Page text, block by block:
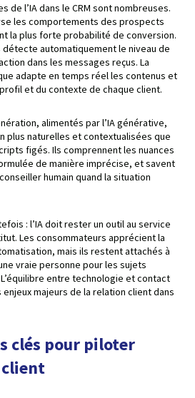
de l’IA dans le CRM sont nombreuses.
les comportements des prospects
la plus forte probabilité de conversion.
détecte automatiquement le niveau de
dans les messages reçus. La
adapte en temps réel les contenus et
et du contexte de chaque client.
alimentés par l’IA générative,
plus naturelles et contextualisées que
figés. Ils comprennent les nuances
de manière imprécise, et savent
humain quand la situation
: l’IA doit rester un outil au service
Les consommateurs apprécient la
mais ils restent attachés à
vraie personne pour les sujets
entre technologie et contact
enjeux majeurs de la relation client dans
clés pour piloter